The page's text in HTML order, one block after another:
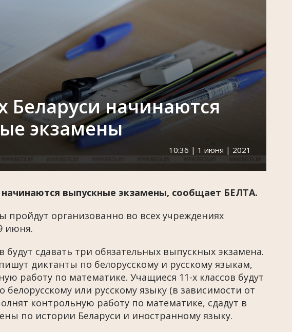
Беларуси начинаются
экзамены
10:36 | 1 июня | 2021
выпускные экзамены, сообщает БЕЛТА.
пройдут организованно во всех учреждениях
июня.
будут сдавать три обязательных выпускных экзамена.
диктанты по белорусскому и русскому языкам,
работу по математике. Учащиеся 11-х классов будут
белорусскому или русскому языку (в зависимости от
контрольную работу по математике, сдадут в
по истории Беларуси и иностранному языку.